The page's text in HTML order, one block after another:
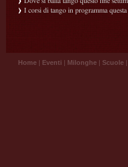
I corsi di tango in programma questa
Home | Eventi | Milonghe | Scuole |